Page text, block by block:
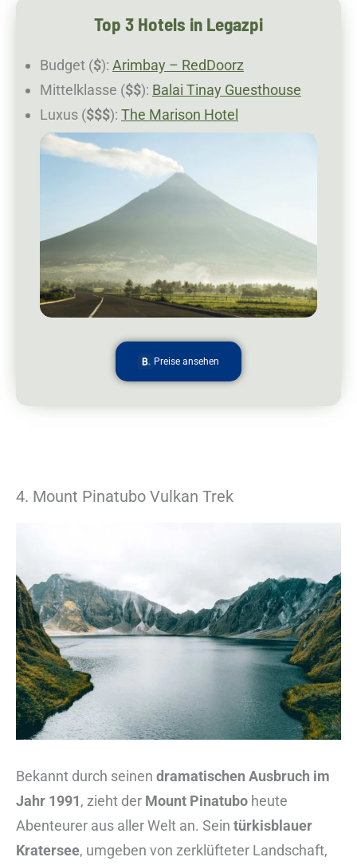
Top 3 Hotels in Legazpi
Budget ($): Arimbay – RedDoorz
Mittelklasse ($$): Balai Tinay Guesthouse
Luxus ($$$): The Marison Hotel
Preise ansehen
4. Mount Pinatubo Vulkan Trek
Bekannt durch seinen dramatischen Ausbruch im
Jahr 1991, zieht der Mount Pinatubo heute
Abenteurer aus aller Welt an. Sein türkisblauer
Kratersee, umgeben von zerklüfteter Landschaft,